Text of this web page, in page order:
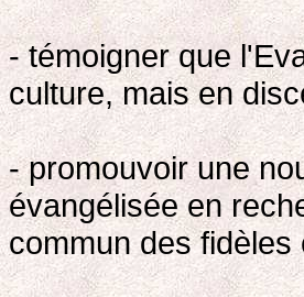
- témoigner que
culture, mais en
- promouvoir une
évangélisée en
commun des